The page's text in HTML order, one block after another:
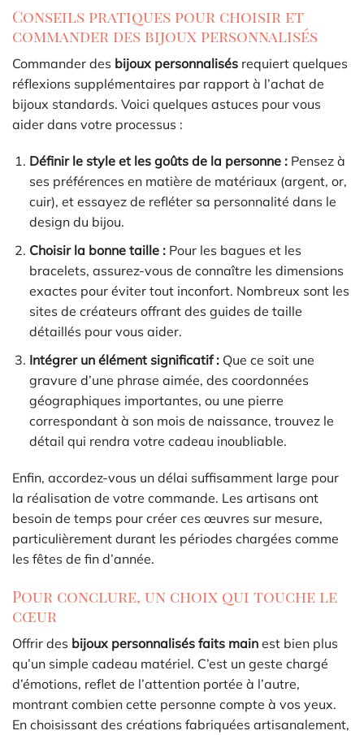
Conseils pratiques pour choisir et
commander des bijoux personnalisés
Commander des bijoux personnalisés requiert quelques
réflexions supplémentaires par rapport à l’achat de
bijoux standards. Voici quelques astuces pour vous
aider dans votre processus :
Définir le style et les goûts de la personne :Pensez à
ses préférences en matière de matériaux (argent, or,
cuir), et essayez de refléter sa personnalité dans le
design du bijou.
Choisir la bonne taille :Pour les bagues et les
bracelets, assurez-vous de connaître les dimensions
exactes pour éviter tout inconfort. Nombreux sont les
sites de créateurs offrant des guides de taille
détaillés pour vous aider.
Intégrer un élément significatif :Que ce soit une
gravure d’une phrase aimée, des coordonnées
géographiques importantes, ou une pierre
correspondant à son mois de naissance, trouvez le
détail qui rendra votre cadeau inoubliable.
Enfin, accordez-vous un délai suffisamment large pour
la réalisation de votre commande. Les artisans ont
besoin de temps pour créer ces œuvres sur mesure,
particulièrement durant les périodes chargées comme
les fêtes de fin d’année.
Pour conclure, un choix qui touche le
cœur
Offrir des bijoux personnalisés faits main est bien plus
qu’un simple cadeau matériel. C’est un geste chargé
d’émotions, reflet de l’attention portée à l’autre,
montrant combien cette personne compte à vos yeux.
En choisissant des créations fabriquées artisanalement,